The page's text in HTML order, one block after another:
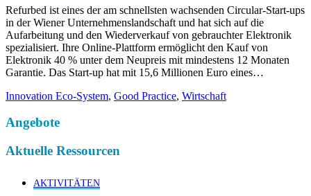
Refurbed ist eines der am schnellsten wachsenden Circular-Start-ups
in der Wiener Unternehmenslandschaft und hat sich auf die
Aufarbeitung und den Wiederverkauf von gebrauchter Elektronik
spezialisiert. Ihre Online-Plattform ermöglicht den Kauf von
Elektronik 40 % unter dem Neupreis mit mindestens 12 Monaten
Garantie. Das Start-up hat mit 15,6 Millionen Euro eines…
Innovation Eco-System, Good Practice, Wirtschaft
Angebote
Aktuelle Ressourcen
AKTIVITÄTEN